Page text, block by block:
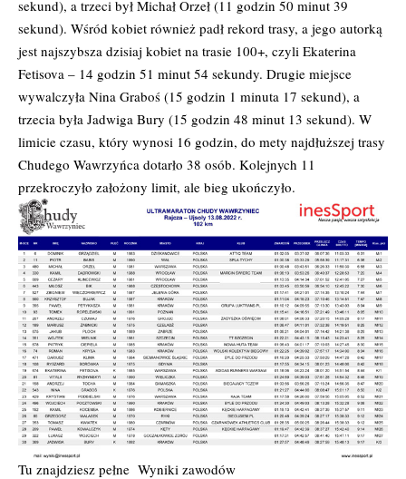
sekund), a trzeci był Michał Orzeł (11 godzin 50 minut 39
sekund). Wśród kobiet również padł rekord trasy, a jego autorką
jest najszybsza dzisiaj kobiet na trasie 100+, czyli Ekaterina
Fetisova – 14 godzin 51 minut 54 sekundy. Drugie miejsce
wywalczyła Nina Graboś (15 godzin 1 minuta 17 sekund), a
trzecia była Jadwiga Bury (15 godzin 48 minut 13 sekund). W
limicie czasu, który wynosi 16 godzin, do mety najdłuższej trasy
Chudego Wawrzyńca dotarło 38 osób. Kolejnych 11
przekroczyło założony limit, ale bieg ukończyło.
Tu znajdziesz pełne Wyniki zawodów